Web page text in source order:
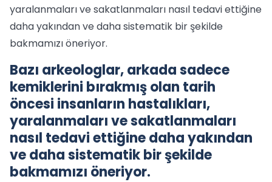
yaralanmaları ve sakatlanmaları nasıl tedavi ettiğine
daha yakından ve daha sistematik bir şekilde
bakmamızı öneriyor.
Bazı arkeologlar, arkada sadece
kemiklerini bırakmış olan tarih
öncesi insanların hastalıkları,
yaralanmaları ve sakatlanmaları
nasıl tedavi ettiğine daha yakından
ve daha sistematik bir şekilde
bakmamızı öneriyor.